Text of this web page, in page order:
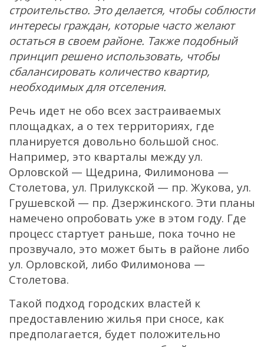
строительство. Это делается, чтобы соблюсти
интересы граждан, которые часто желают
остаться в своем районе. Также подобный
принцип решено использовать, чтобы
сбалансировать количество квартир,
необходимых для отселения.
Речь идет не обо всех застраиваемых
площадках, а о тех территориях, где
планируется довольно большой снос.
Например, это кварталы между ул.
Орловской — Щедрина, Филимонова —
Столетова, ул. Прилукской — пр. Жукова, ул.
Грушевской — пр. Дзержинского. Эти планы
намечено опробовать уже в этом году. Где
процесс стартует раньше, пока точно не
прозвучало, это может быть в районе либо
ул. Орловской, либо Филимонова —
Столетова.
Такой подход городских властей к
предоставлению жилья при сносе, как
предполагается, будет положительно